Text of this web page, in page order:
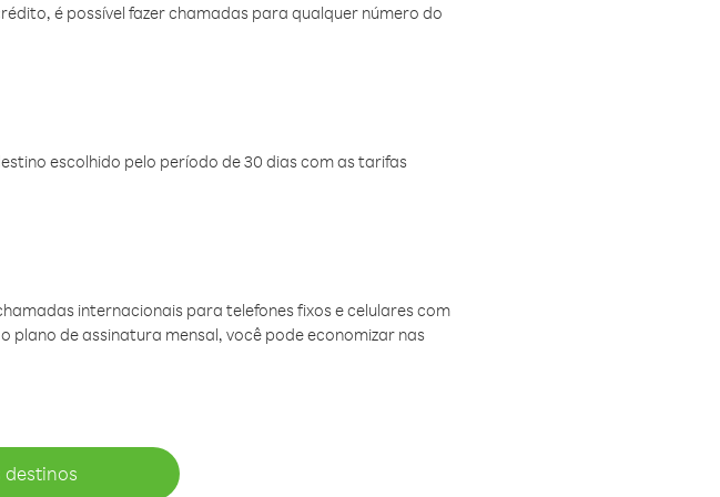
é possível fazer chamadas para qualquer número do
escolhido pelo período de 30 dias com as tarifas
internacionais para telefones fixos e celulares com
plano de assinatura mensal, você pode economizar nas
destinos